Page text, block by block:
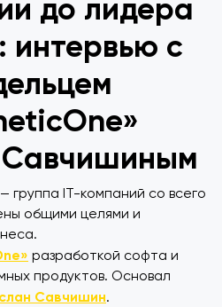
до лидера
интервью с
— группа IT-компаний со всего
общими целями и
разработкой софта и
продуктов. Основал
Савчишин.